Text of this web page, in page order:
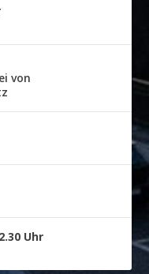
von
Uhr